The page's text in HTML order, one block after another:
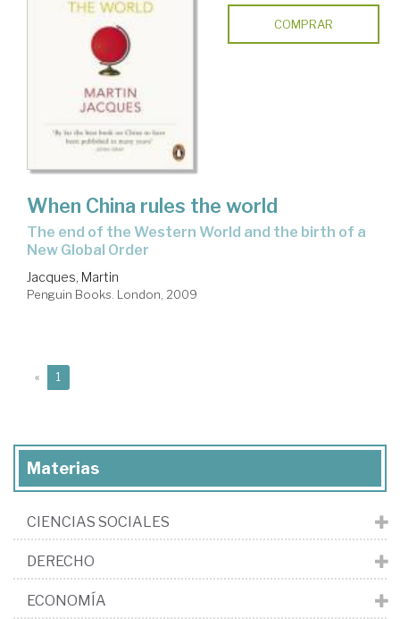
COMPRAR
When China rules the world
the end of the Western World and the birth of a
New Global Order
Jacques, Martin
Penguin Books. London, 2009
« 1
Materias
CIENCIAS SOCIALES
DERECHO
ECONOMÍA